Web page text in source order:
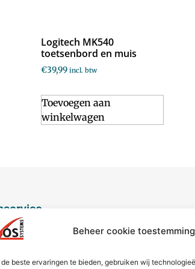
Beheer cookie toestemming
de beste ervaringen te bieden, gebruiken wij
Logitech MK540
toetsenbord en muis
€39,99 incl. btw
Toevoegen aan
winkelwagen
vraag?
contact met ons op via telefoon of